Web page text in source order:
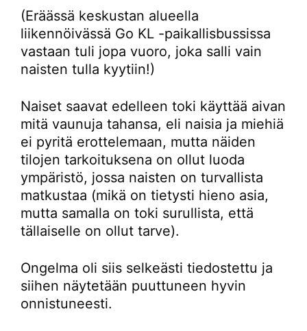
(Eräässä keskustan alueella
liikennöivässä Go KL -paikallisbussissa
vastaan tuli jopa vuoro, joka salli vain
naisten tulla kyytiin!)
Naiset saavat edelleen toki käyttää aivan
mitä vaunuja tahansa, eli naisia ja miehiä
ei pyritä erottelemaan, mutta näiden
tilojen tarkoituksena on ollut luoda
ympäristö, jossa naisten on turvallista
matkustaa (mikä on tietysti hieno asia,
mutta samalla on toki surullista, että
tällaiselle on ollut tarve).
Ongelma oli siis selkeästi tiedostettu ja
siihen näytetään puuttuneen hyvin
onnistuneesti.